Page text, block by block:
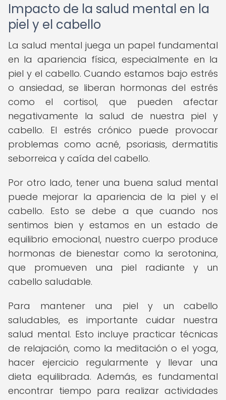
Impacto de la salud mental en la
piel y el cabello
La salud mental juega un papel fundamental
en la apariencia física, especialmente en la
piel y el cabello. Cuando estamos bajo estrés
o ansiedad, se liberan hormonas del estrés
como el cortisol, que pueden afectar
negativamente la salud de nuestra piel y
cabello. El estrés crónico puede provocar
problemas como acné, psoriasis, dermatitis
seborreica y caída del cabello.
Por otro lado, tener una buena salud mental
puede mejorar la apariencia de la piel y el
cabello. Esto se debe a que cuando nos
sentimos bien y estamos en un estado de
equilibrio emocional, nuestro cuerpo produce
hormonas de bienestar como la serotonina,
que promueven una piel radiante y un
cabello saludable.
Para mantener una piel y un cabello
saludables, es importante cuidar nuestra
salud mental. Esto incluye practicar técnicas
de relajación, como la meditación o el yoga,
hacer ejercicio regularmente y llevar una
dieta equilibrada. Además, es fundamental
encontrar tiempo para realizar actividades